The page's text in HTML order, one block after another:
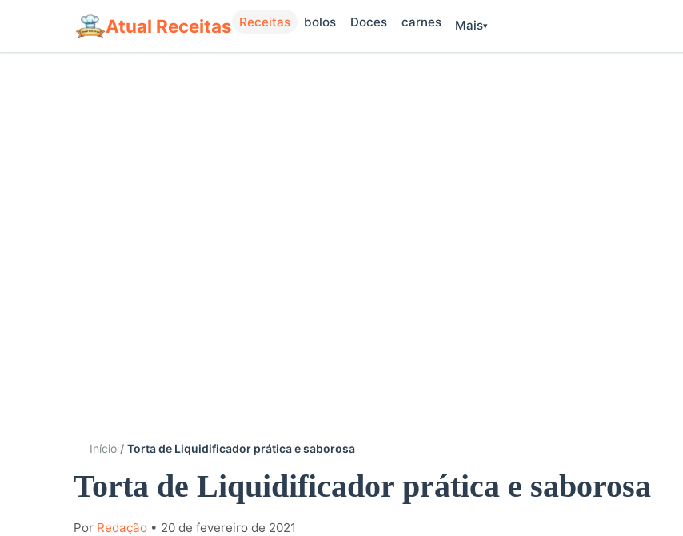
Atual Receitas Receitas bolos Doces carnes Mais
Início Torta de Liquidificador prática e saborosa
Torta de Liquidificador prática e saborosa
Por Redação • 20 de fevereiro de 2021